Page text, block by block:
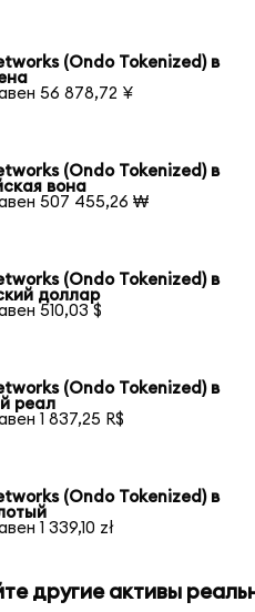
(Ondo Tokenized) в
56 878,72 ¥
(Ondo Tokenized) в
вона
507 455,26 ₩
(Ondo Tokenized) в
доллар
510,03 $
(Ondo Tokenized) в
реал
1 837,25 R$
(Ondo Tokenized) в
1 339,10 zł
другие активы